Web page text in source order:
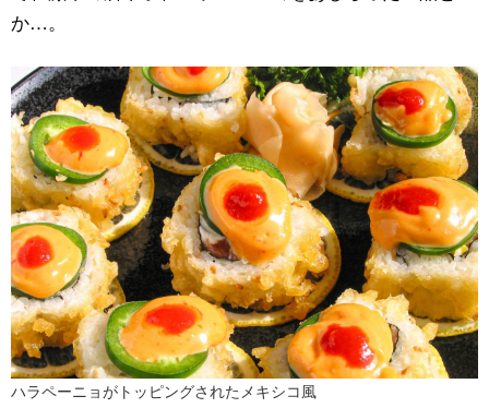
か…。
ハラペーニョがトッピングされたメキシコ風